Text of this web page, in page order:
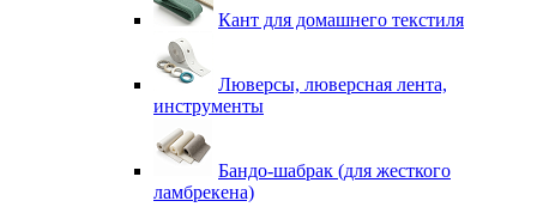
Кант для домашнего текстиля
Люверсы, люверсная лента,
инструменты
Бандо-шабрак (для жесткого
ламбрекена)